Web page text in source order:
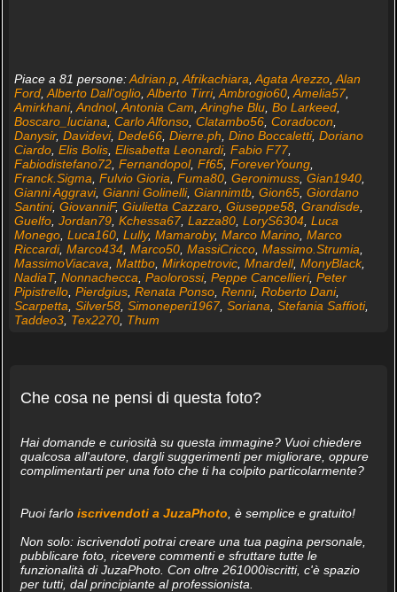
Piace a 81 persone:Adrian.p, Afrikachiara Agata Arezzo, Alan
Ford, Alberto Dall'oglio, Alberto Tirri, Ambrogio60, Amelia57,
Amirkhani, Andnol, Antonia Cam Aringhe Blu, Bo Larkeed,
Boscaro_luciana Carlo Alfonso, Clatambo56, Coradocon
Danysir, Davidevi, Dede66, Dierre.ph Dino Boccaletti, Doriano
Ciardo, Elis Bolis, Elisabetta Leonardi, Fabio F77,
Fabiodistefano72, Fernandopol, Ff65, ForeverYoung,
Franck.Sigma Fulvio Gioria Fuma80, Geronimuss, Gian1940,
Gianni Aggravi, Gianni Golinelli, Giannimtb, Gion65, Giordano
Santini, GiovanniF, Giulietta Cazzaro, Giuseppe58, Grandisde,
Guelfo, Jordan79, Kchessa67, Lazza80, LoryS6304, Luca
Monego, Luca160, Lully, Mamaroby, Marco Marino, Marco
Riccardi, Marco434, Marco50, MassiCricco, Massimo.Strumia
MassimoViacava Mattbo, Mirkopetrovic, Mnardell, MonyBlack,
NadiaT, Nonnachecca Paolorossi, Peppe Cancellieri, Peter
Pipistrello, Pierdgius, Renata Ponso, Renni, Roberto Dani,
Scarpetta Silver58, Simoneperi1967, Soriana Stefania Saffioti,
Taddeo3, Tex2270, Thum
Che cosa ne pensi di questa foto?
Hai domande e curiosità su questa immagine? Vuoi chiedere
qualcosa all'autore, dargli suggerimenti per migliorare, oppure
complimentarti per una foto che ti ha colpito particolarmente?
Puoi farlo iscrivendoti a JuzaPhoto , è semplice e gratuito!
Non solo: iscrivendoti potrai creare una tua pagina personale,
pubblicare foto, ricevere commenti e sfruttare tutte le
funzionalità di JuzaPhoto. Con oltre 261000iscritti, c'è spazio
per tutti, dal principiante al professionista.